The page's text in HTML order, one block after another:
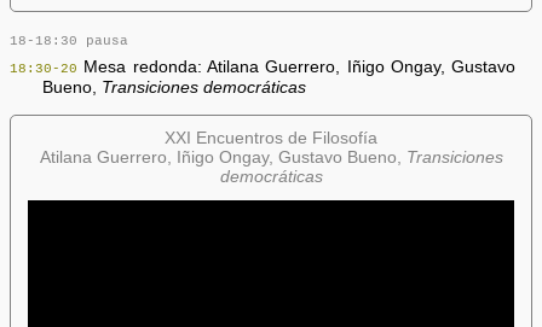
18-18:30 pausa
18:30-20
Mesa redonda: Atilana Guerrero, Iñigo Ongay, Gustavo
Bueno, Transiciones democráticas
XXI Encuentros de Filosofía
Atilana Guerrero, Iñigo Ongay, Gustavo Bueno, Transiciones
democráticas